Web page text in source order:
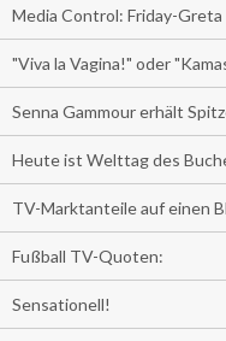
Media Control: Friday-Greta
"Viva la Vagina!" oder
Senna Gammour erhält
Heute ist Welttag des
TV-Marktanteile auf einen
Fußball TV-Quoten:
Sensationell!